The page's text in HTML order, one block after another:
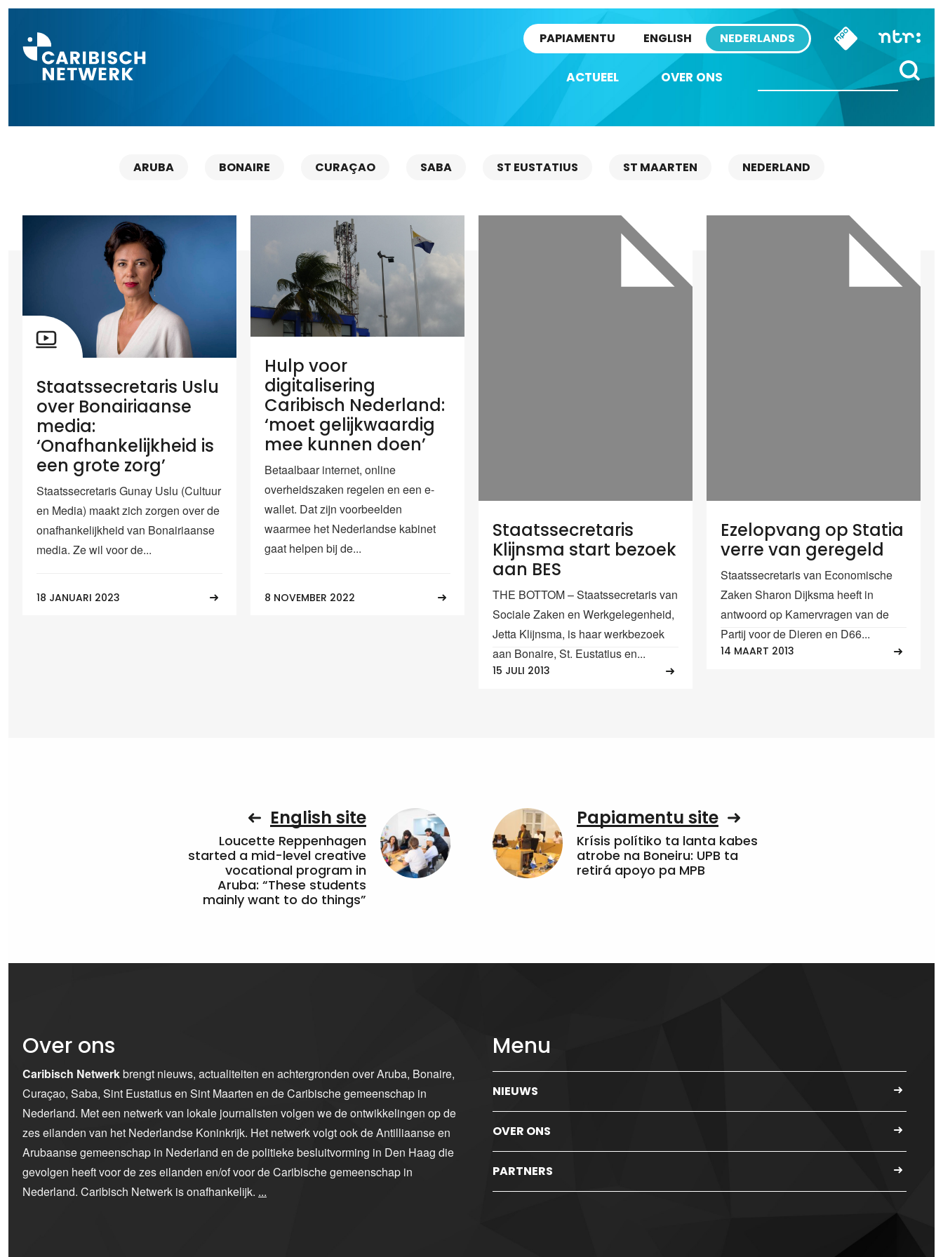
PAPIAMENTU ENGLISH NEDERLANDS
ACTUEEL OVER ONS
ARUBA BONAIRE CURAÇAO SABA ST EUSTATIUS ST MAARTEN NEDERLAND
Staatssecretaris Uslu
over Bonairiaanse
media:
‘Onafhankelijkheid is
een grote zorg’
Staatssecretaris Gunay Uslu (Cultuur
en Media) maakt zich zorgen over de
onafhankelijkheid van Bonairiaanse
media. Ze wil voor de...
18 JANUARI 2023
Hulp voor
digitalisering
Caribisch Nederland:
‘moet gelijkwaardig
mee kunnen doen’
Betaalbaar internet, online
overheidszaken regelen en een e-
wallet. Dat zijn voorbeelden
waarmee het Nederlandse kabinet
gaat helpen bij de...
8 NOVEMBER 2022
Staatssecretaris
Klijnsma start bezoek
aan BES
THE BOTTOM – Staatssecretaris van
Sociale Zaken en Werkgelegenheid,
Jetta Klijnsma, is haar werkbezoek
aan Bonaire, St. Eustatius en...
15 JULI 2013
Ezelopvang op Statia
verre van geregeld
Staatssecretaris van Economische
Zaken Sharon Dijksma heeft in
antwoord op Kamervragen van de
Partij voor de Dieren en D66...
14 MAART 2013
English site
Loucette Reppenhagen
started a mid-level creative
vocational program in
Aruba: “These students
mainly want to do things”
Papiamentu site
Krísis polítiko ta lanta kabes
atrobe na Boneiru: UPB ta
retirá apoyo pa MPB
Over ons
Caribisch Netwerkbrengt nieuws, actualiteiten en achtergronden over Aruba, Bonaire,
Curaçao, Saba, Sint Eustatius en Sint Maarten en de Caribische gemeenschap in
Nederland. Met een netwerk van lokale journalisten volgen we de ontwikkelingen op de
zes eilanden van het Nederlandse Koninkrijk. Het netwerk volgt ook de Antilliaanse en
Arubaanse gemeenschap in Nederland en de politieke besluitvorming in Den Haag die
gevolgen heeft voor de zes eilanden en/of voor de Caribische gemeenschap in
Nederland. Caribisch Netwerk is onafhankelijk. ...
Menu
NIEUWS
OVER ONS
PARTNERS